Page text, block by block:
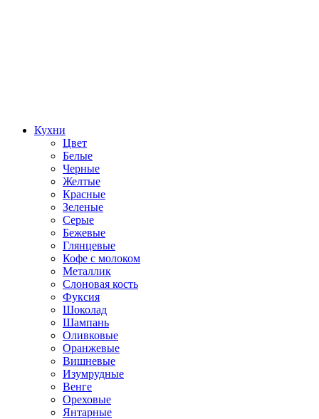
Кухни
Цвет
Белые
Черные
Желтые
Красные
Зеленые
Серые
Бежевые
Глянцевые
Кофе с молоком
Металлик
Слоновая кость
Фуксия
Шоколад
Шампань
Оливковые
Оранжевые
Вишневые
Изумрудные
Венге
Ореховые
Янтарные